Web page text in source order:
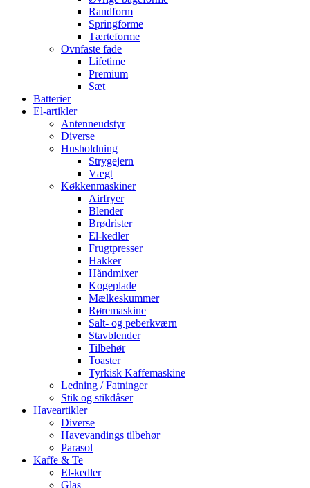
Randform
Springforme
Tærteforme
Ovnfaste fade
Lifetime
Premium
Sæt
Batterier
El-artikler
Antenneudstyr
Diverse
Husholdning
Strygejern
Vægt
Køkkenmaskiner
Airfryer
Blender
Brødrister
El-kedler
Frugtpresser
Hakker
Håndmixer
Kogeplade
Mælkeskummer
Røremaskine
Salt- og peberkværn
Stavblender
Tilbehør
Toaster
Tyrkisk Kaffemaskine
Ledning / Fatninger
Stik og stikdåser
Haveartikler
Diverse
Havevandings tilbehør
Parasol
Kaffe & Te
El-kedler
Glas